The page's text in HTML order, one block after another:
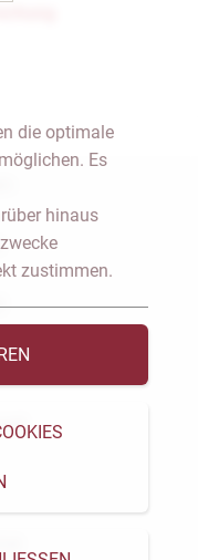
die optimale
Es
hinaus
zustimmen.